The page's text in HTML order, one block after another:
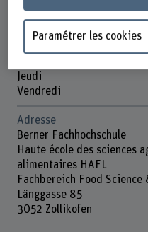
Présence
Lundi
Jeudi
Vendredi
Adresse
Berner Fachhochschule
Haute école des sciences
alimentaires HAFL
Fachbereich Food Science
Länggasse 85
3052 Zollikofen
Paramétrer les cookies